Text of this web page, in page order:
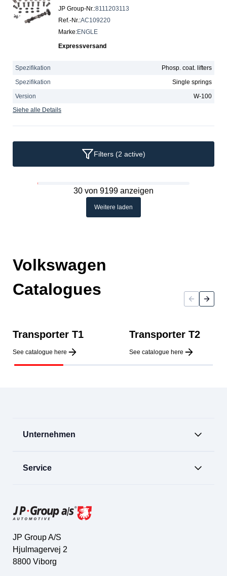
JP Group-Nr.:8111203113
Ref.-Nr.:AC109220
Marke:ENGLE
Expressversand
Spezifikation
Phosp. coat. lifters
Spezifikation
Single springs
Version
W-100
Siehe alle Details
Filters (2 active)
30 von 9199 anzeigen
Weitere laden
Volkswagen
Catalogues
Transporter T1
See catalogue here
Transporter T2
See catalogue here
Unternehmen
Service
JP Group A/S
Hjulmagervej 2
8800 Viborg